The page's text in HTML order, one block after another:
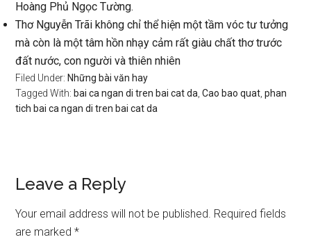
Hoàng Phủ Ngọc Tường.
Thơ Nguyễn Trãi không chỉ thể hiện một tầm vóc tư tưởng
mà còn là một tâm hồn nhạy cảm rất giàu chất thơ trước
đất nước, con người và thiên nhiên
Filed Under: Những bài văn hay
Tagged With: bai ca ngan di tren bai cat da ,Cao bao quat ,phan
tich bai ca ngan di tren bai cat da
Reader
Interactions
Leave a Reply
Your email address will not be published. Required fields
are marked*